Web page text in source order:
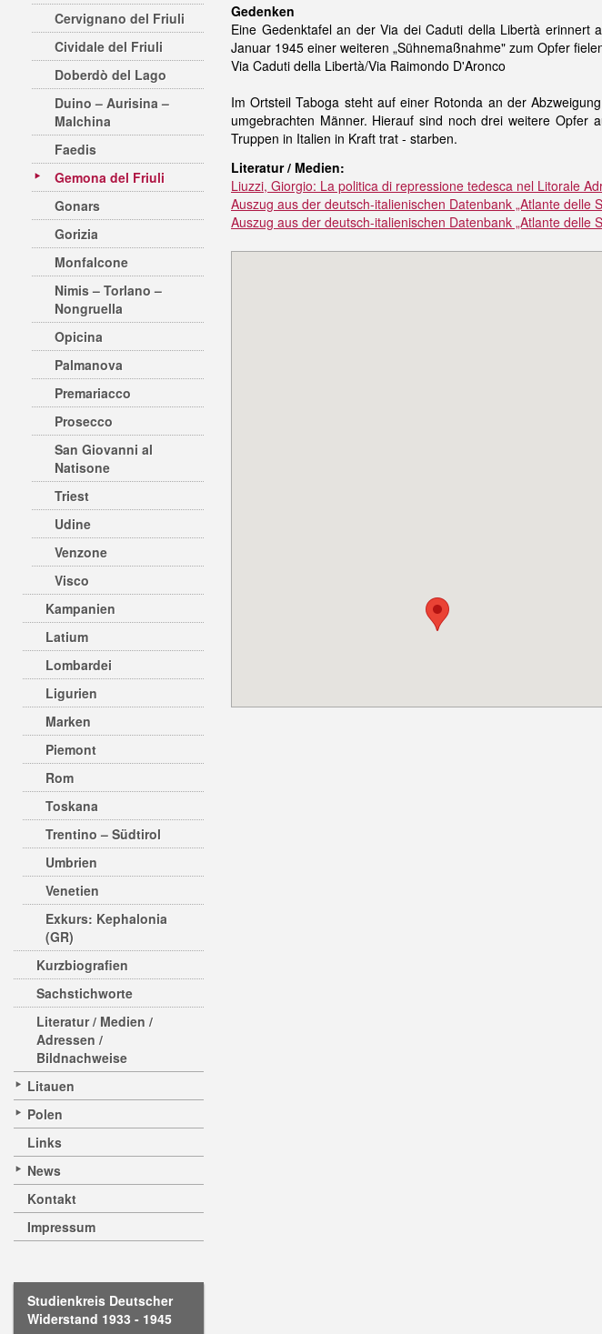
Cervignano del Friuli
Cividale del Friuli
Doberdò del Lago
Duino – Aurisina –
Malchina
Faedis
Gemona del Friuli
Gonars
Gorizia
Monfalcone
Nimis – Torlano –
Nongruella
Opicina
Palmanova
Premariacco
Prosecco
San Giovanni al
Natisone
Triest
Udine
Venzone
Visco
Kampanien
Latium
Lombardei
Ligurien
Marken
Piemont
Rom
Toskana
Trentino – Südtirol
Umbrien
Venetien
Exkurs: Kephalonia
(GR)
Kurzbiografien
Sachstichworte
Literatur / Medien /
Adressen /
Bildnachweise
Litauen
Polen
Links
News
Kontakt
Impressum
Studienkreis Deutscher
Widerstand 1933 - 1945
Gedenken
Eine Gedenktafel an der Via dei Caduti della Libertà
Januar 1945 einer weiteren „Sühnemaßnahme" zum Opfer
Via Caduti della Libertà/Via Raimondo D'Aronco
Im Ortsteil Taboga steht auf einer Rotonda an der
umgebrachten Männer. Hierauf sind noch drei weitere
Truppen in Italien in Kraft trat - starben.
Literatur / Medien:
Liuzzi, Giorgio: La politica di repressione tedesca nel Litorale
Auszug aus der deutsch-italienischen Datenbank „Atlante
Auszug aus der deutsch-italienischen Datenbank „Atlante